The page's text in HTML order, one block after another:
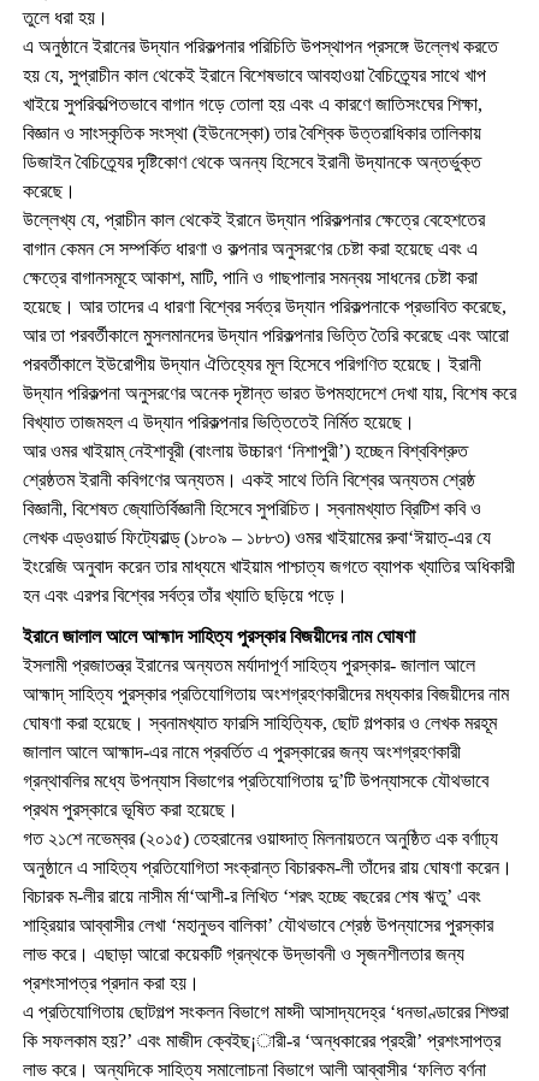
তুলে ধরা হয়।
এ অনুষ্ঠানে ইরানের উদ্যান পরিকল্পনার পরিচিতি উপস্থাপন প্রসঙ্গে উল্লেখ করতে
হয় যে, সুপ্রাচীন কাল থেকেই ইরানে বিশেষভাবে আবহাওয়া বৈচিত্র্যের সাথে খাপ
খাইয়ে সুপরিকল্পিতভাবে বাগান গড়ে তোলা হয় এবং এ কারণে জাতিসংঘের শিক্ষা,
বিজ্ঞান ও সাংস্কৃতিক সংস্থা (ইউনেস্কো) তার বৈশ্বিক উত্তরাধিকার তালিকায়
ডিজাইন বৈচিত্র্যের দৃষ্টিকোণ থেকে অনন্য হিসেবে ইরানী উদ্যানকে অন্তর্ভুক্ত
করেছে।
উল্লেখ্য যে, প্রাচীন কাল থেকেই ইরানে উদ্যান পরিকল্পনার ক্ষেত্রে বেহেশতের
বাগান কেমন সে সম্পর্কিত ধারণা ও কল্পনার অনুসরণের চেষ্টা করা হয়েছে এবং এ
ক্ষেত্রে বাগানসমূহে আকাশ, মাটি, পানি ও গাছপালার সমন্বয় সাধনের চেষ্টা করা
হয়েছে। আর তাদের এ ধারণা বিশ্বের সর্বত্র উদ্যান পরিকল্পনাকে প্রভাবিত করেছে,
আর তা পরবর্তীকালে মুসলমানদের উদ্যান পরিকল্পনার ভিত্তি তৈরি করেছে এবং আরো
পরবর্তীকালে ইউরোপীয় উদ্যান ঐতিহ্যের মূল হিসেবে পরিগণিত হয়েছে। ইরানী
উদ্যান পরিকল্পনা অনুসরণের অনেক দৃষ্টান্ত ভারত উপমহাদেশে দেখা যায়, বিশেষ করে
বিখ্যাত তাজমহল এ উদ্যান পরিকল্পনার ভিত্তিতেই নির্মিত হয়েছে।
আর ওমর খাইয়াম্ নেইশাবূরী (বাংলায় উচ্চারণ ‘নিশাপুরী’) হচ্ছেন বিশ্ববিশ্রুত
শ্রেষ্ঠতম ইরানী কবিগণের অন্যতম। একই সাথে তিনি বিশ্বের অন্যতম শ্রেষ্ঠ
বিজ্ঞানী, বিশেষত জ্যোতির্বিজ্ঞানী হিসেবে সুপরিচিত। স্বনামখ্যাত ব্রিটিশ কবি ও
লেখক এড্ওয়ার্ড ফিট্যেরাল্ড্ (১৮০৯ – ১৮৮৩) ওমর খাইয়ামের রুবা‘ঈয়াত্-এর যে
ইংরেজি অনুবাদ করেন তার মাধ্যমে খাইয়াম পাশ্চাত্য জগতে ব্যাপক খ্যাতির অধিকারী
হন এবং এরপর বিশ্বের সর্বত্র তাঁর খ্যাতি ছড়িয়ে পড়ে।
ইরানে জালাল আলে আহ্মাদ সাহিত্য পুরস্কার বিজয়ীদের নাম ঘোষণা
ইসলামী প্রজাতন্ত্র ইরানের অন্যতম মর্যাদাপূর্ণ সাহিত্য পুরস্কার- জালাল আলে
আহ্মাদ্ সাহিত্য পুরস্কার প্রতিযোগিতায় অংশগ্রহণকারীদের মধ্যকার বিজয়ীদের নাম
ঘোষণা করা হয়েছে। স্বনামখ্যাত ফারসি সাহিত্যিক, ছোট গল্পকার ও লেখক মরহূম
জালাল আলে আহ্মাদ-এর নামে প্রবর্তিত এ পুরস্কারের জন্য অংশগ্রহণকারী
গ্রন্থাবলির মধ্যে উপন্যাস বিভাগের প্রতিযোগিতায় দু’টি উপন্যাসকে যৌথভাবে
প্রথম পুরস্কারে ভূষিত করা হয়েছে।
গত ২১শে নভেম্বর (২০১৫) তেহরানের ওয়াহ্দাত্ মিলনায়তনে অনুষ্ঠিত এক বর্ণাঢ্য
অনুষ্ঠানে এ সাহিত্য প্রতিযোগিতা সংক্রান্ত বিচারকম-লী তাঁদের রায় ঘোষণা করেন।
বিচারক ম-লীর রায়ে নাসীম র্মা‘আশী-র লিখিত ‘শরৎ হচ্ছে বছরের শেষ ঋতু’ এবং
শাহ্রিয়ার আব্বাসীর লেখা ‘মহানুভব বালিকা’ যৌথভাবে শ্রেষ্ঠ উপন্যাসের পুরস্কার
লাভ করে। এছাড়া আরো কয়েকটি গ্রন্থকে উদ্ভাবনী ও সৃজনশীলতার জন্য
প্রশংসাপত্র প্রদান করা হয়।
এ প্রতিযোগিতায় ছোটগল্প সংকলন বিভাগে মাহ্দী আসাদ্যদেহ্র ‘ধনভাণ্ডারের শিশুরা
কি সফলকাম হয়?’ এবং মাজীদ ক্বেইছ¡ারী-র ‘অন্ধকারের প্রহরী’ প্রশংসাপত্র
লাভ করে। অন্যদিকে সাহিত্য সমালোচনা বিভাগে আলী আব্বাসীর ‘ফলিত বর্ণনা